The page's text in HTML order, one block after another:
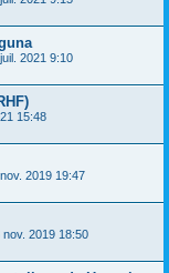
2021 9:10
15:48
2019 19:47
nov. 2019 18:50